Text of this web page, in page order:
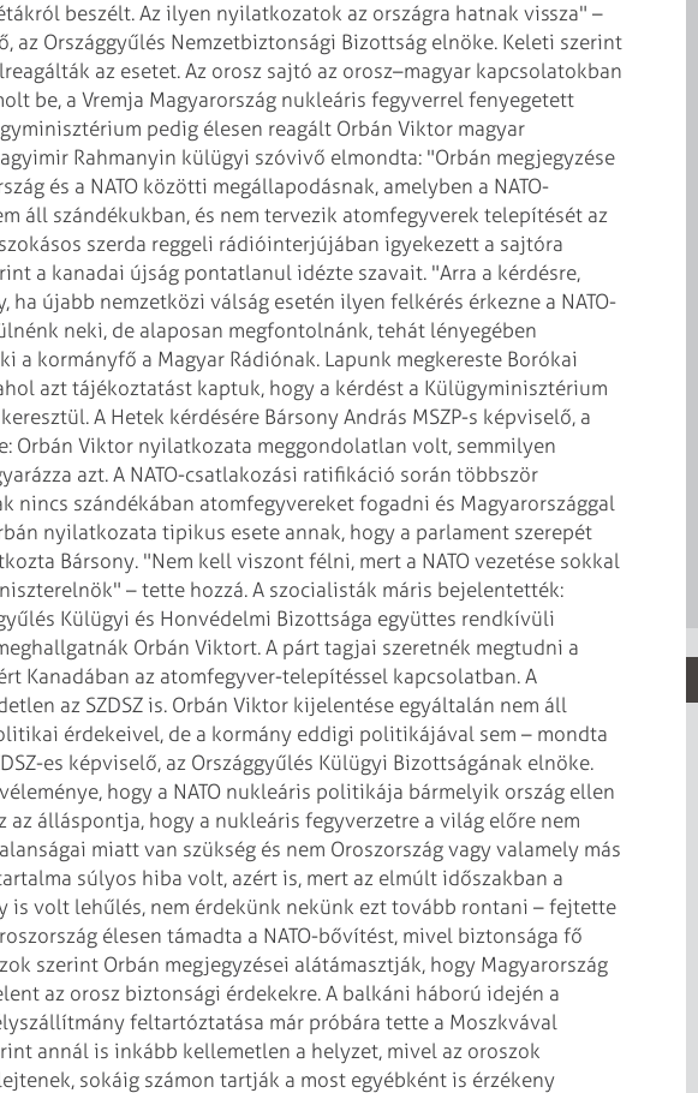
beszélt. Az ilyen nyilatkozatok az országra hatnak vissza" –
az Országgyűlés Nemzetbiztonsági Bizottság elnöke. Keleti szerint
az esetet. Az orosz sajtó az orosz–magyar kapcsolatokban
be, a Vremja Magyarország nukleáris fegyverrel fenyegetett
pedig élesen reagált Orbán Viktor magyar
Rahmanyin külügyi szóvivő elmondta: "Orbán megjegyzése
és a NATO közötti megállapodásnak, amelyben a NATO-
áll szándékukban, és nem tervezik atomfegyverek telepítését az
szerda reggeli rádióinterjújában igyekezett a sajtóra
a kanadai újság pontatlanul idézte szavait. "Arra a kérdésre,
ha újabb nemzetközi válság esetén ilyen felkérés érkezne a NATO-
neki, de alaposan megfontolnánk, tehát lényegében
a kormányfő a Magyar Rádiónak. Lapunk megkereste Borókai
azt tájékoztatást kaptuk, hogy a kérdést a Külügyminisztérium
A Hetek kérdésére Bársony András MSZP-s képviselő, a
Orbán Viktor nyilatkozata meggondolatlan volt, semmilyen
azt. A NATO-csatlakozási ratifikáció során többször
nincs szándékában atomfegyvereket fogadni és Magyarországgal
nyilatkozata tipikus esete annak, hogy a parlament szerepét
Bársony. "Nem kell viszont félni, mert a NATO vezetése sokkal
– tette hozzá.A szocialisták máris bejelentették:
Külügyi és Honvédelmi Bizottsága együttes rendkívüli
Orbán Viktort. A párt tagjai szeretnék megtudni a
Kanadában az atomfegyver-telepítéssel kapcsolatban. A
az SZDSZ is. Orbán Viktor kijelentése egyáltalán nem áll
érdekeivel, de a kormány eddigi politikájával sem – mondta
es képviselő, az Országgyűlés Külügyi Bizottságának elnöke.
hogy a NATO nukleáris politikája bármelyik ország ellen
az álláspontja, hogy a nukleáris fegyverzetre a világ előre nem
miatt van szükség és nem Oroszország vagy valamely más
súlyos hiba volt, azért is, mert az elmúlt időszakban a
is volt lehűlés, nem érdekünk nekünk ezt tovább rontani – fejtette
élesen támadta a NATO-bővítést, mivel biztonsága fő
szerint Orbán megjegyzései alátámasztják, hogy Magyarország
az orosz biztonsági érdekekre. A balkáni háború idején a
feltartóztatása már próbára tette a Moszkvával
annál is inkább kellemetlen a helyzet, mivel az oroszok
sokáig számon tartják a most egyébként is érzékeny